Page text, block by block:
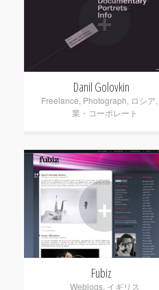
+
Danil Golovkin
Freelance Photograph ロシア
業・コーポレート
+
Fubiz
Weblogs, イギリス